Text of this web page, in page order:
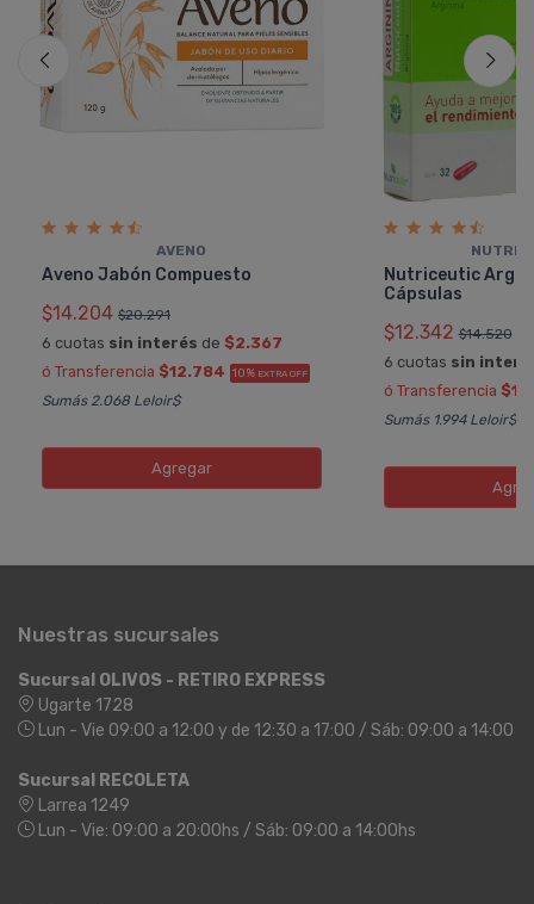
AVENO
Aveno Jabón Compuesto
$14.204 $20.291
6 cuotas sin interés de $2.367
ó Transferencia $12.784 10% EXTRA OFF
Sumás 2.068 Leloir$
Agregar
Nutriceutic
Cápsulas
$12.342 $14.520
6 cuotas sin
ó Transferencia
Sumás 1.994 Leloir$
Nuestras sucursales
Sucursal OLIVOS - RETIRO EXPRESS
Ugarte 1728
Lun - Vie 09:00 a 12:00 y de 12:30 a 17:00 / Sáb: 09:00 a 14:00
Sucursal RECOLETA
Larrea 1249
Lun - Vie: 09:00 a 20:00hs / Sáb: 09:00 a 14:00hs